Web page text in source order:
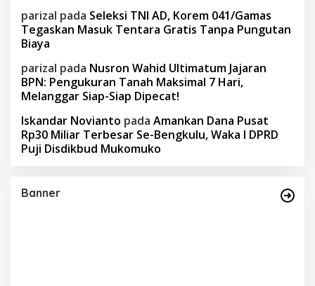
parizal pada Seleksi TNI AD, Korem 041/Gamas
Tegaskan Masuk Tentara Gratis Tanpa Pungutan
Biaya
parizal pada Nusron Wahid Ultimatum Jajaran
BPN: Pengukuran Tanah Maksimal 7 Hari,
Melanggar Siap-Siap Dipecat!
Iskandar Novianto pada Amankan Dana Pusat
Rp30 Miliar Terbesar Se-Bengkulu, Waka I DPRD
Puji Disdikbud Mukomuko
Banner